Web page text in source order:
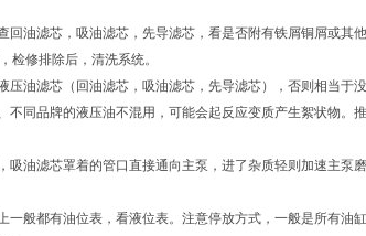
回油滤芯，吸油滤芯，先导滤芯，看是否附有铁屑铜屑或其
检修排除后，清洗系统。
压油滤芯（回油滤芯，吸油滤芯，先导滤芯），否则相当于没
不同品牌的液压油不混用，可能会起反应变质产生絮状物。
吸油滤芯罩着的管口直接通向主泵，进了杂质轻则加速主泵磨
一般都有油位表，看液位表。注意停放方式，一般是所有油